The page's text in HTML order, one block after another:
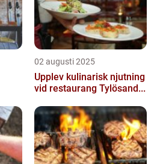
02 augusti 2025
Upplev kulinarisk njutning
vid restaurang Tylösand...